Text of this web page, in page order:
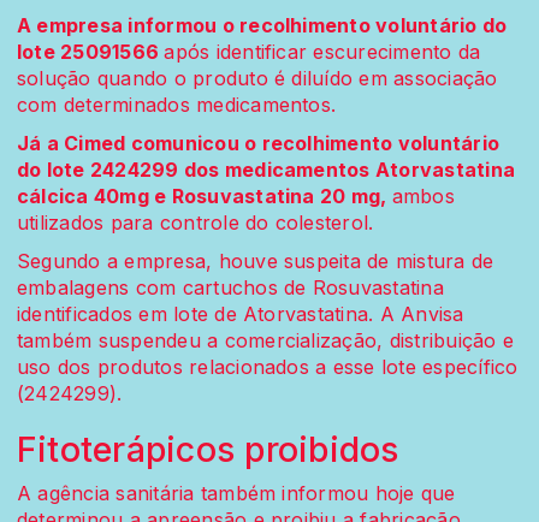
A empresa informou o recolhimento voluntário do
lote 25091566após identificar escurecimento da
solução quando o produto é diluído em associação
com determinados medicamentos.
Já a Cimed comunicou o recolhimento voluntário
do lote 2424299 dos medicamentos Atorvastatina
cálcica 40mg e Rosuvastatina 20 mg, ambos
utilizados para controle do colesterol.
Segundo a empresa, houve suspeita de mistura de
embalagens com cartuchos de Rosuvastatina
identificados em lote de Atorvastatina. A Anvisa
também suspendeu a comercialização, distribuição e
uso dos produtos relacionados a esse lote específico
(2424299).
Fitoterápicos proibidos
A agência sanitária também informou hoje que